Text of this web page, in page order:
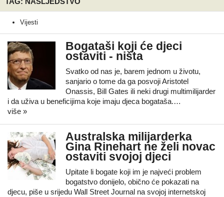
Vijesti
Bogataši koji će djeci
ostaviti - ništa
Svatko od nas je, barem jednom u životu,
sanjario o tome da ga posvoji Aristotel
Onassis, Bill Gates ili neki drugi multimilijarder
i da uživa u beneficijima koje imaju djeca bogataša.…
više »
Australska milijarderka
Gina Rinehart ne želi novac
ostaviti svojoj djeci
Upitate li bogate koji im je najveći problem
bogatstvo donijelo, obično će pokazati na
djecu, piše u srijedu Wall Street Journal na svojoj internetskoj